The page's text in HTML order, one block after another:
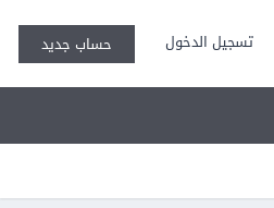
تسجيل الدخول حساب جديد